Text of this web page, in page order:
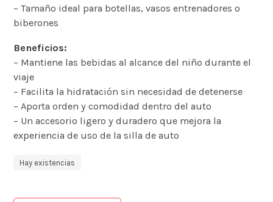
– Tamaño ideal para botellas, vasos entrenadores o
biberones
Beneficios:
– Mantiene las bebidas al alcance del niño durante el
viaje
– Facilita la hidratación sin necesidad de detenerse
– Aporta orden y comodidad dentro del auto
– Un accesorio ligero y duradero que mejora la
experiencia de uso de la silla de auto
Hay existencias